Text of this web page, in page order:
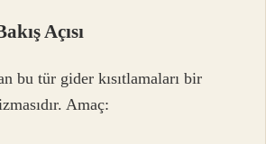
Açısı
bu tür gider kısıtlamaları bir
Amaç: